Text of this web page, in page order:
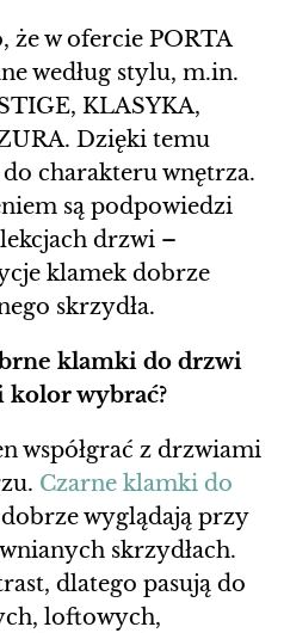
że w ofercie PORTA
według stylu, m.in.
KLASYKA,
Dzięki temu
charakteru wnętrza.
są podpowiedzi
drzwi –
klamek dobrze
skrzydła.
klamki do drzwi
wybrać?
współgrać z drzwiami
Czarne klamki do
wyglądają przy
skrzydłach.
dlatego pasują do
loftowych,